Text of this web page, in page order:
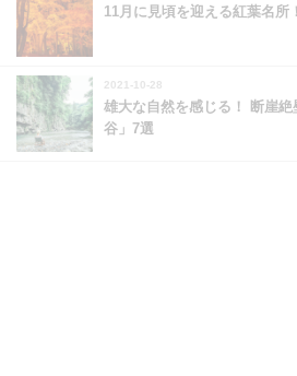
11月に見頃を迎える紅葉名所
2021-10-28
雄大な自然を感じる！ 断崖
谷」7選